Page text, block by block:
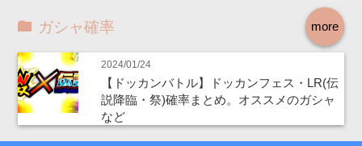
more
ガシャ確率
2024/01/24
【ドッカンバトル】ドッカンフェス・LR(伝
説降臨・祭)確率まとめ。オススメのガシャ
など